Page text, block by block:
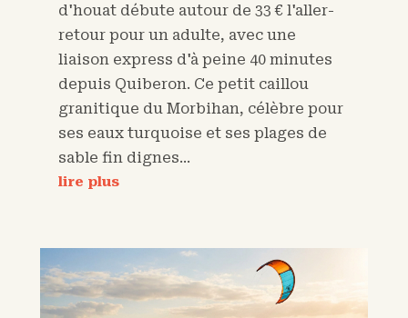
d'houat débute autour de 33 € l'aller-
retour pour un adulte, avec une
liaison express d'à peine 40 minutes
depuis Quiberon. Ce petit caillou
granitique du Morbihan, célèbre pour
ses eaux turquoise et ses plages de
sable fin dignes...
lire plus